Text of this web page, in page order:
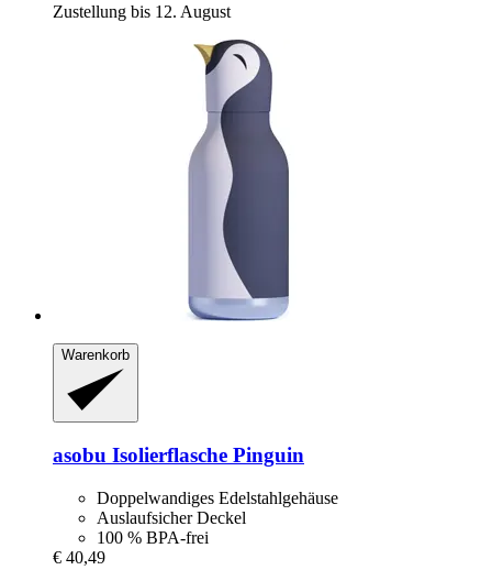
Zustellung bis 12. August
Warenkorb
asobu Isolierflasche Pinguin
Doppelwandiges Edelstahlgehäuse
Auslaufsicher Deckel
100 % BPA-frei
€ 40,49